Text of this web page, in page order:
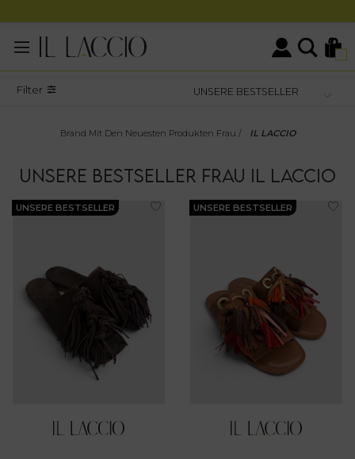
0
Filter
Brand Mit Den Neuesten Produkten Frau / IL LACCIO
UNSERE BESTSELLER FRAU IL LACCIO
UNSERE BESTSELLER UNSERE BESTSELLER